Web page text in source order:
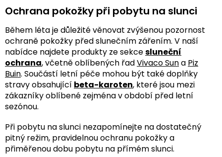
Ochrana pokožky při pobytu na slunci
Během léta je důležité věnovat zvýšenou pozornost
ochraně pokožky před slunečním zářením. V naší
nabídce najdete produkty ze sekcesluneční
ochrana, včetně oblíbených řadVivaco Suna Piz
Buin. Součástí letní péče mohou být také doplňky
stravy obsahující beta-karoten, které jsou mezi
zákazníky oblíbené zejména v období před letní
sezónou.
Při pobytu na slunci nezapomínejte na dostatečný
pitný režim, pravidelnou ochranu pokožky a
přiměřenou dobu pobytu na přímém slunci.